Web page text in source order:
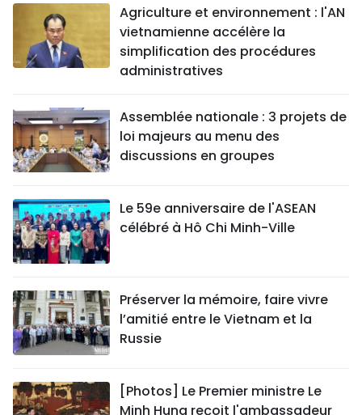
Agriculture et environnement : l'AN
vietnamienne accélère la
simplification des procédures
administratives
Assemblée nationale : 3 projets de
loi majeurs au menu des
discussions en groupes
Le 59e anniversaire de l'ASEAN
célébré à Hô Chi Minh-Ville
Préserver la mémoire, faire vivre
l’amitié entre le Vietnam et la
Russie
[Photos] Le Premier ministre Le
Minh Hung reçoit l'ambassadeur